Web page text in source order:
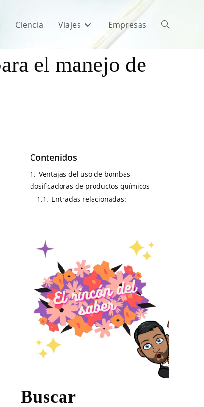
Ciencia Viajes Empresas
el manejo de
Contenidos
1. Ventajas del uso de bombas
dosificadoras de productos químicos
1.1. Entradas relacionadas:
Buscar